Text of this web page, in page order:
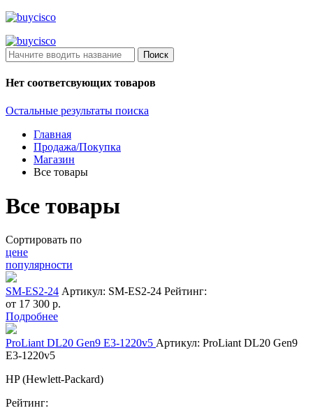
Поиск
Нет соответсвующих товаров
Остальные результаты поиска
Главная
Продажа/Покупка
Магазин
Все товары
Все товары
Сортировать по
цене
популярности
SM-ES2-24 Артикул: SM-ES2-24 Рейтинг:
от 17 300 р.
Подробнее
ProLiant DL20 Gen9 E3-1220v5 Артикул: ProLiant DL20 Gen9
E3-1220v5
HP (Hewlett-Packard)
Рейтинг: